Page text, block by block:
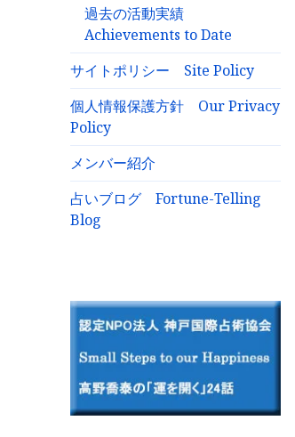
過去の活動実績
Achievements to Date
サイトポリシー Site Policy
個人情報保護方針 Our Privacy
Policy
メンバー紹介
占いブログ Fortune-Telling
Blog